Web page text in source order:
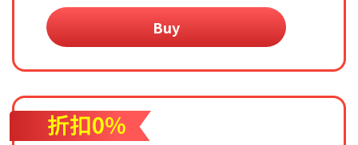
Buy
折扣0%